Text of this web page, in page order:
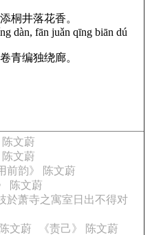
桐井落花香。
dàn, fān juǎn qīng biān dú
青编独绕廊。
陈文蔚
陈文蔚
前韵》 陈文蔚
陈文蔚
於萧寺之寓室日出不得对
文蔚
《责己》 陈文蔚